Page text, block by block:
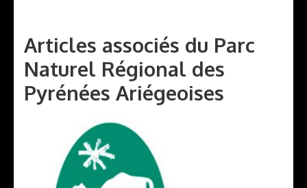
Articles associés du Parc
Naturel Régional des
Pyrénées Ariégeoises